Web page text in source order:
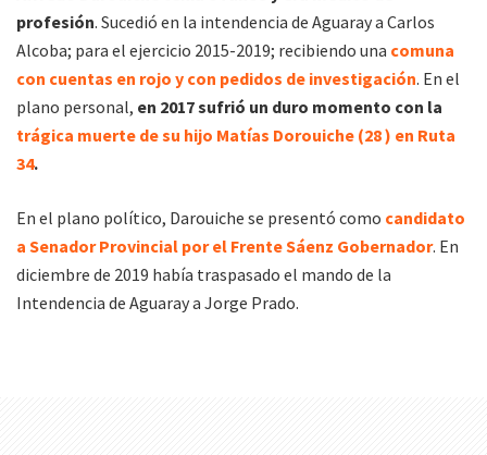
profesión. Sucedió en la intendencia de Aguaray a Carlos
Alcoba; para el ejercicio 2015-2019; recibiendo una comuna
con cuentas en rojo y con pedidos de investigación. En el
plano personal, en 2017 sufrió un duro momento con la
trágica muerte de su hijo Matías Dorouiche (28 ) en Ruta
34.
En el plano político, Darouiche se presentó como candidato
a Senador Provincial por el Frente Sáenz Gobernador. En
diciembre de 2019 había traspasado el mando de la
Intendencia de Aguaray a Jorge Prado.